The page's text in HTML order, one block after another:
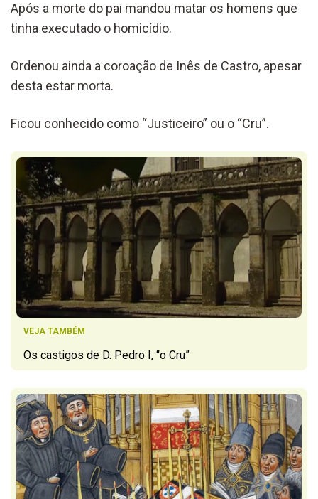
Após a morte do pai mandou matar os homens que
tinha executado o homicídio.
Ordenou ainda a coroação de Inês de Castro, apesar
desta estar morta.
Ficou conhecido como “Justiceiro” ou o “Cru”.
VEJA TAMBÉM
Os castigos de D. Pedro I, “o Cru”